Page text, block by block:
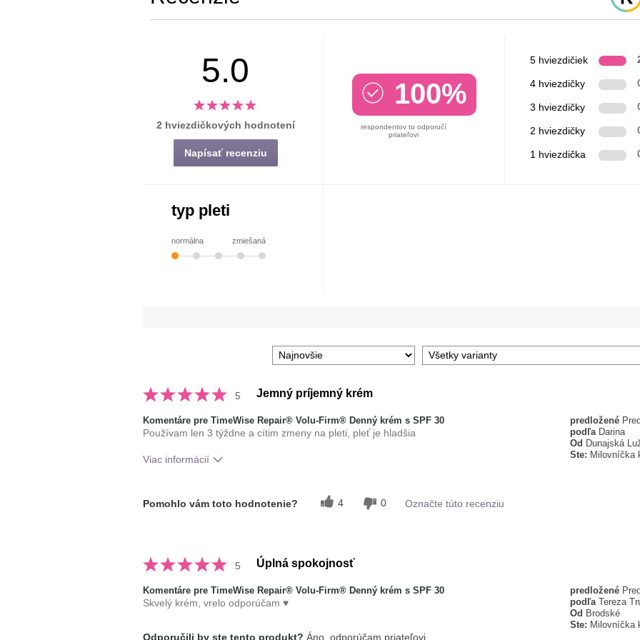
5.0
2 hviezdičkových hodnotení
Napísať recenziu
100%
respondentov to odporučí
priateľovi
5 hviezdičiek
4 hviezdičky
3 hviezdičky
2 hviezdičky
1 hviezdička
typ pleti
normálna zmiešaná
5 Jemný príjemný krém
predložené
podľa Darina
Od Dunajská
Ste: Milovníčka
Komentáre pre TimeWise Repair® Volu-Firm® Denný krém s SPF 30
Používam len 3 týždne a cítim zmeny na pleti, pleť je hladšia
Viac informácií
používaním tohto prípravku?
Osviežujúci, Príjemný pocit na
Pomohlo vám toto hodnotenie? 4 0 Označte túto recenziu
5 Úplná spokojnosť
predložené
podľa Tereza
Od Brodské
Ste: Milovníčka
Komentáre pre TimeWise Repair® Volu-Firm® Denný krém s SPF 30
Skvelý krém, vrelo odporúčam ♥️
Odporučili by ste tento produkt? Áno, odporúčam priateľovi